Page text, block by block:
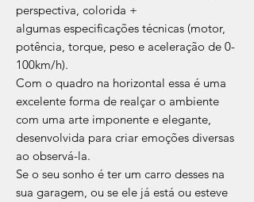
perspectiva, colorida +
algumas especificações técnicas (motor,
potência, torque, peso e aceleração de 0-
100km/h).
Com o quadro na horizontal essa é uma
excelente forma de realçar o ambiente
com uma arte imponente e elegante,
desenvolvida para criar emoções diversas
ao observá-la.
Se o seu sonho é ter um carro desses na
sua garagem, ou se ele já está ou esteve